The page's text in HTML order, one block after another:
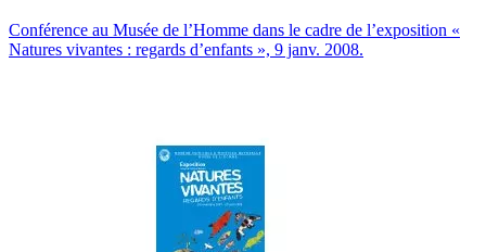
Conférence au Musée de l’Homme dans le cadre de l’exposition «
Natures vivantes : regards d’enfants », 9 janv. 2008.